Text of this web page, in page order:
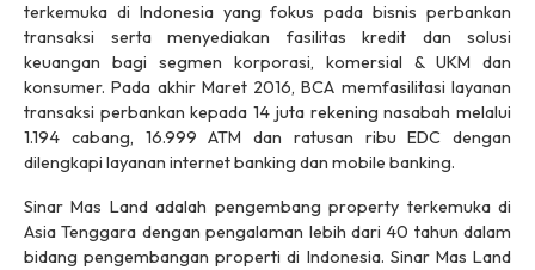
terkemuka di Indonesia yang fokus pada bisnis perbankan
transaksi serta menyediakan fasilitas kredit dan solusi
keuangan bagi segmen korporasi, komersial & UKM dan
konsumer. Pada akhir Maret 2016, BCA memfasilitasi layanan
transaksi perbankan kepada 14 juta rekening nasabah melalui
1.194 cabang, 16.999 ATM dan ratusan ribu EDC dengan
dilengkapi layanan internet banking dan mobile banking.
Sinar Mas Land adalah pengembang property terkemuka di
Asia Tenggara dengan pengalaman lebih dari 40 tahun dalam
bidang pengembangan properti di Indonesia. Sinar Mas Land